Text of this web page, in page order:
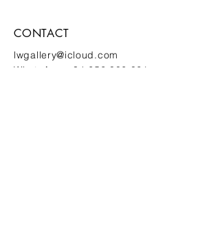
CONTACT
lwgallery@icloud.com
‭WhatsApp
+34 652 806 821